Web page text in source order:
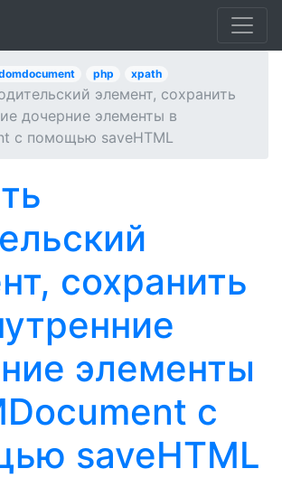
php xpath
элемент, сохранить
дочерние элементы в
с помощью saveHTML
сохранить
элементы
с
saveHTML